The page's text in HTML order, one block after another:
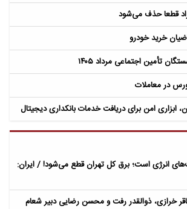
قطعا حذف می‌شود​
خرید خودرو
تأمین اجتماعی مرداد ۱۴۰۵
ابزاری امن برای دریافت خدمات بانکداری دیجیتال
انرژی است؛ برق کل تهران قطع می‌شود! / ایران:
خرازی، ذوالقدر رفت و محسن رضایی دبیر شعام